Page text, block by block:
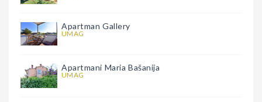
Apartman Gallery
UMAG
Apartmani Maria Bašanija
UMAG